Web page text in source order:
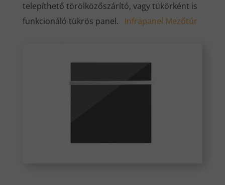
telepíthető törölközőszárító, vagy tükörként is
funkcionáló tükrös panel. Infrapanel Mezőtúr